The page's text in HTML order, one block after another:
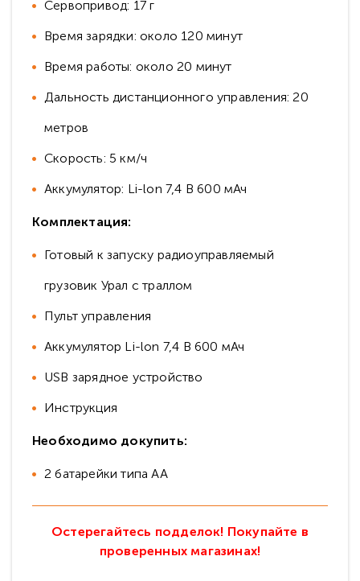
Сервопривод: 17 г
Время зарядки: около 120 минут
Время работы: около 20 минут
Дальность дистанционного управления: 20
метров
Скорость: 5 км/ч
Аккумулятор: Li-lon 7,4 В 600 мАч
Комплектация:
Готовый к запуску радиоуправляемый
грузовик Урал с траллом
Пульт управления
Аккумулятор Li-lon 7,4 В 600 мАч
USB зарядное устройство
Инструкция
Необходимо докупить:
2 батарейки типа АА
Остерегайтесь подделок! Покупайте в
проверенных магазинах!